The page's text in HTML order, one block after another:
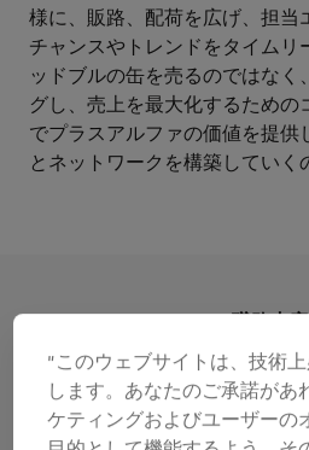
様に、販路、配荷を広げ、担当
チャンスやトレンドをタイムリ
ッドブルの缶を売るのではなく
グし、売上を最大化するための
でプラスアルファの価値を提供
とネットワークを構築していく
職務内容
あなたの強みを
お任せする
”このウェブサイトは、技術
します。あなたのご承諾があ
ケティングおよびユーザーの